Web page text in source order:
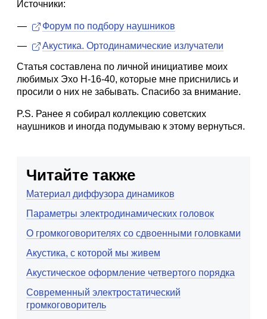
Источники:
Форум по подбору наушников
Акустика. Ортодинамические излучатели
Статья составлена по личной инициативе моих
любимых Эхо Н-16-40, которые мне приснились и
просили о них не забывать. Спасибо за внимание.
P.S. Ранее я собирал коллекцию советских
наушников и иногда подумываю к этому вернуться.
Читайте также
Материал диффузора динамиков
Параметры электродинамических головок
О громкоговорителях со сдвоенными головками
Акустика, с которой мы живем
Акустическое оформление четвертого порядка
Современный электростатический
громкоговоритель